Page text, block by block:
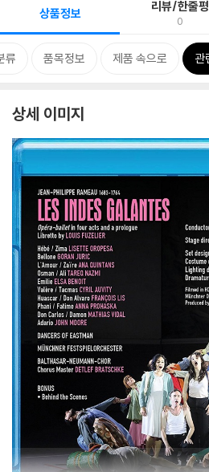
상품정보 리뷰/한줄평
0
류 품목정보 제품 속으로 관
상세 이미지